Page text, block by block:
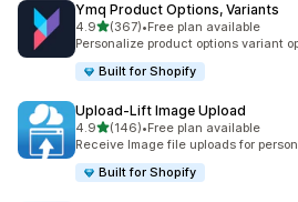
Ymq Product Options, Variants
4.9별 5개 중
(367)
총 리뷰 367개
•Free plan available
Personalize product options variant
Built for Shopify
Upload‑Lift Image Upload
4.9별 5개 중
(146)
총 리뷰 146개
•Free plan available
Receive Image file uploads for
Built for Shopify